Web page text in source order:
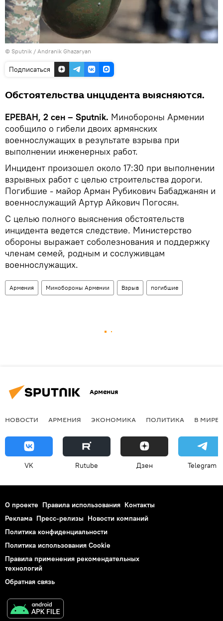
© Sputnik / Andranik Ghazaryan
Подписаться
Обстоятельства инцидента выясняются.
ЕРЕВАН, 2 сен – Sputnik. Минобороны Армении
сообщило о гибели двоих армянских
военнослужащих в результате взрыва при
выполнении инженерных работ.
Инцидент произошел около 17:30 при выполнении
взрывных работ с целью строительства дороги.
Погибшие - майор Арман Рубикович Бабаджанян и
военнослужащий Артур Айкович Погосян.
С целью полного выяснения обстоятельств
инцидента ведется следствие. Министерство
обороны выражает соболезнования и поддержку
членам семей, родным и сослуживцам
военнослужащих.
Армения Минобороны Армении Взрыв погибшие
Армения
НОВОСТИ АРМЕНИЯ ЭКОНОМИКА ПОЛИТИКА В МИРЕ
VK Rutube Дзен Telegram
О проекте Правила использования Контакты
Реклама Пресс-релизы Новости компаний
Политика конфиденциальности
Политика использования Cookie
Правила применения рекомендательных
технологий
Обратная связь